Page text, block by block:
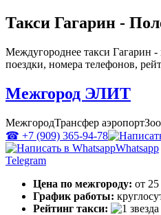
Такси Гагарин -
Междугороднее такси Гагарин -
поездки, номера телефонов,
Межгород ЭЛИТ
МежгородТрансфер аэропорт
☎ +7 (909) 365-94-78
Whatsapp
Telegram
Цена по межгороду: от
График работы:
Рейтинг такси: